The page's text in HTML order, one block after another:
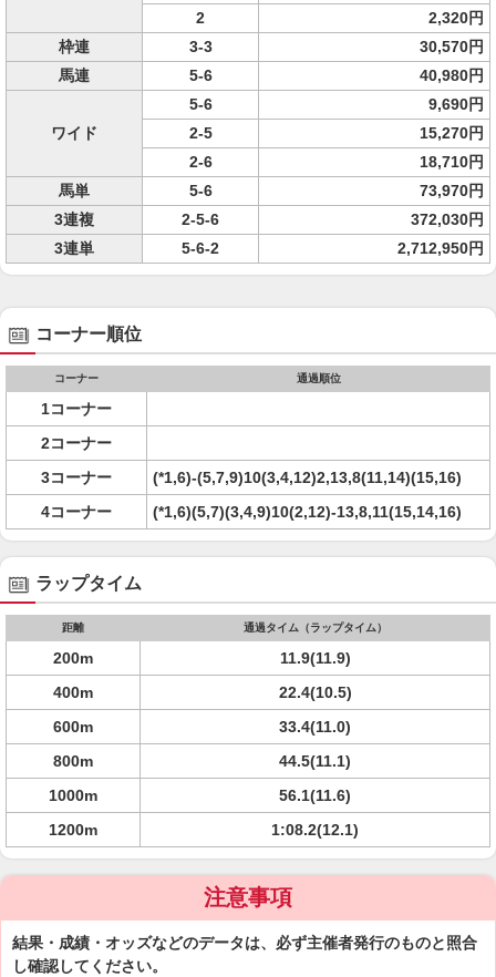
2
2,320円
枠連
3-3
30,570円
馬連
5-6 40,980円
ワイド
5-6
9,690円
2-5
15,270円
2-6
18,710円
馬単
5-6
73,970円
3連複
2-5-6
372,030円
3連単
5-6-2 2,712,950円
コーナー順位
コーナー 通過順位
1コーナー
2コーナー
3コーナー
(*1,6)-(5,7,9)10(3,4,12)2,13,8(11,14)(15,16)
4コーナー
(*1,6)(5,7)(3,4,9)10(2,12)-13,8,11(15,14,16)
ラップタイム
距離 通過タイム（ラップタイム）
200m
11.9(11.9)
400m
22.4(10.5)
600m
33.4(11.0)
800m
44.5(11.1)
1000m
56.1(11.6)
1200m
1:08.2(12.1)
注意事項
結果・成績・オッズなどのデータは、必ず主催者発行のものと照合
し確認してください。